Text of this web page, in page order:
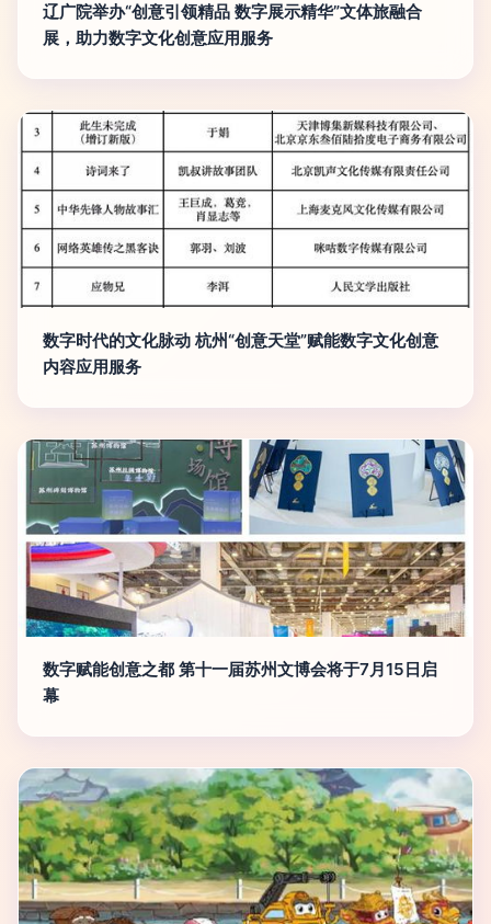
辽广院举办“创意引领精品 数字展示精华”文体旅融合
展，助力数字文化创意应用服务
数字时代的文化脉动 杭州“创意天堂”赋能数字文化创意
内容应用服务
数字赋能创意之都 第十一届苏州文博会将于7月15日启
幕